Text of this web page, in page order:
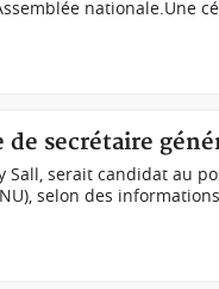
nationale.Une
de secrétaire
Sall, serait candidat au
selon des